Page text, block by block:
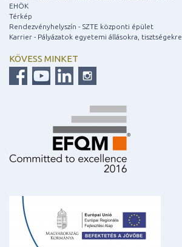
EHÖK
Térkép
Rendezvényhelyszín - SZTE központi épület
Karrier - Pályázatok egyetemi állásokra, tisztségekre
KÖVESS MINKET